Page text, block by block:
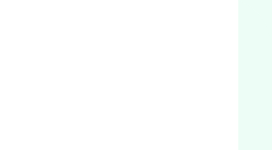
اطلاعات فنی خود را